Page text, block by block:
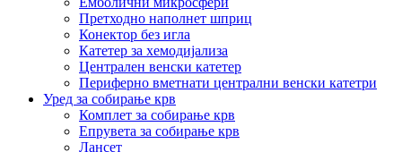
Претходно наполнет шприц
Конектор без игла
Катетер за хемодијализа
Централен венски катетер
Периферно вметнати централни венски катетри
Уред за собирање крв
Комплет за собирање крв
Епрувета за собирање крв
Лансет